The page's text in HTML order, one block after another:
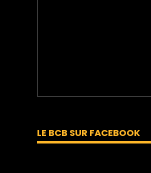
LE BCB SUR FACEBOOK